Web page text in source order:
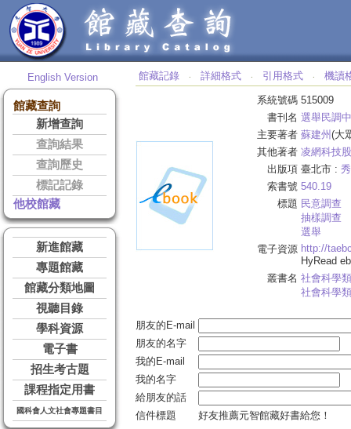
English Version
館藏查詢
新增查詢
查詢結果
查詢歷史
標記記錄
他校館藏
新進館藏
專題館藏
館藏分類地圖
視聽目錄
學科資源
電子書
招生考古題
課程指定用書
國科會人文社會專題書目
館藏記錄 ‧ 詳細格式 ‧ 引用格式 ‧ 機讀
系統號碼 515009
書刊名 選舉民調
主要著者 蘇建州 (大
其他著者 凌網科技
出版項 臺北市 :
索書號 540.19
標題 民意調查
抽樣調查
選舉
電子資源 http://
HyRead
叢書名 社會科學類
社會科學類
朋友的E-mail
朋友的名字
我的E-mail
我的名字
給朋友的話
信件標題
好友推薦元智館藏好書給您！